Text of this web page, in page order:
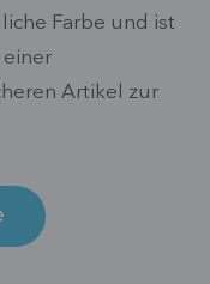
Farbe und ist
einer
Artikel zur